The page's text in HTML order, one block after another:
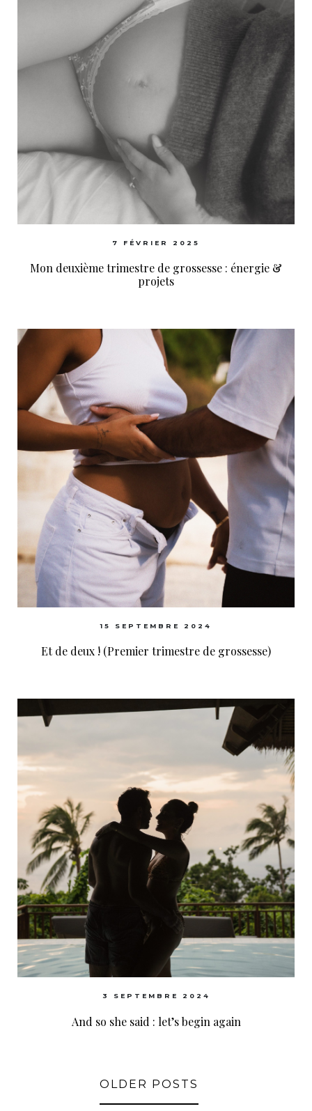
7 FÉVRIER 2025
Mon deuxième trimestre de grossesse : énergie &
projets
15 SEPTEMBRE 2024
Et de deux ! (Premier trimestre de grossesse)
3 SEPTEMBRE 2024
And so she said : let’s begin again
OLDER POSTS